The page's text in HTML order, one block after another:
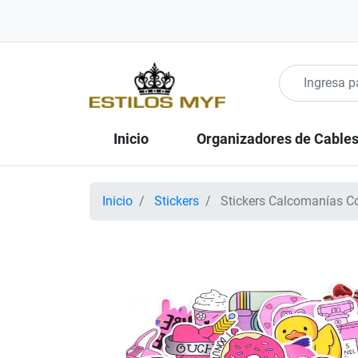
Inicio Organizadores de Cables
Inicio Stickers Stickers Calcomanías